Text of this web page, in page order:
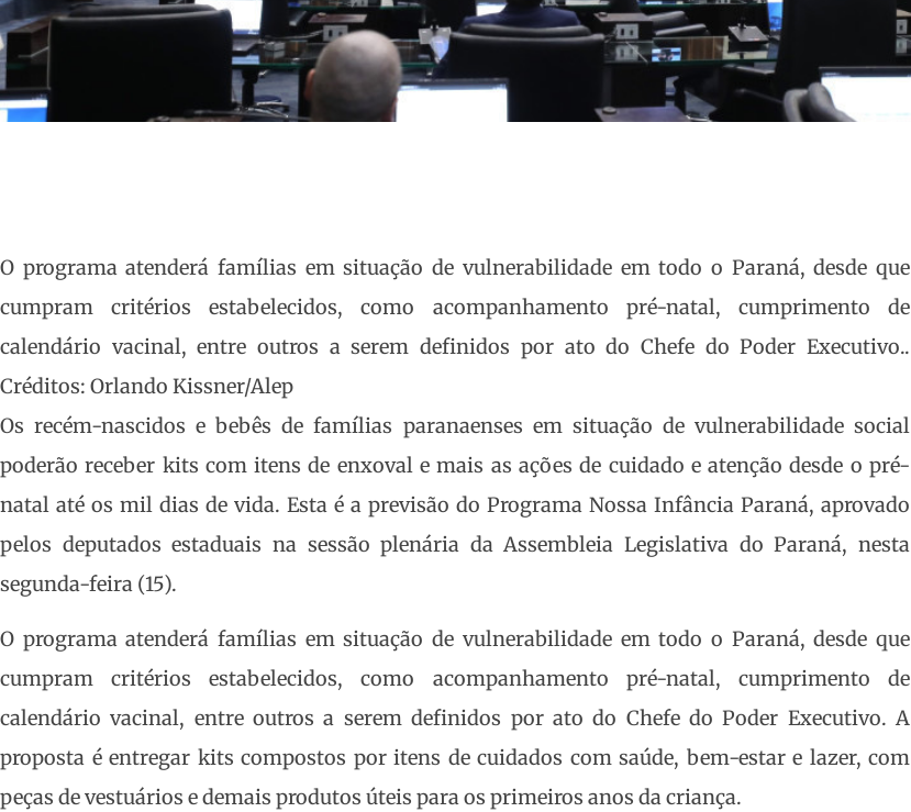
O programa atenderá famílias em situação de vulnerabilidade em todo o Paraná, desde que
cumpram critérios estabelecidos, como acompanhamento pré-natal, cumprimento de
calendário vacinal, entre outros a serem definidos por ato do Chefe do Poder Executivo..
Créditos: Orlando Kissner/Alep
Os recém-nascidos e bebês de famílias paranaenses em situação de vulnerabilidade social
poderão receber kits com itens de enxoval e mais as ações de cuidado e atenção desde o pré-
natal até os mil dias de vida. Esta é a previsão do Programa Nossa Infância Paraná, aprovado
pelos deputados estaduais na sessão plenária da Assembleia Legislativa do Paraná, nesta
segunda-feira (15).
O programa atenderá famílias em situação de vulnerabilidade em todo o Paraná, desde que
cumpram critérios estabelecidos, como acompanhamento pré-natal, cumprimento de
calendário vacinal, entre outros a serem definidos por ato do Chefe do Poder Executivo. A
proposta é entregar kits compostos por itens de cuidados com saúde, bem-estar e lazer, com
peças de vestuários e demais produtos úteis para os primeiros anos da criança.